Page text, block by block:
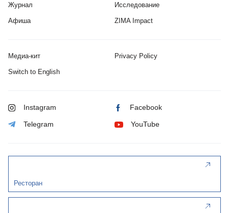
Журнал
Афиша
Исследование
ZIMA Impact
Медиа-кит Privacy Policy
Switch to English
Instagram Facebook
Telegram YouTube
Ресторан